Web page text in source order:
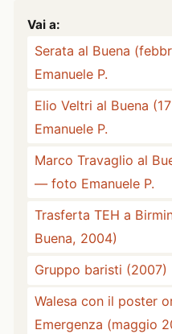
Vai a:
Serata al Buena
Emanuele P.
Elio Veltri al Buena
Emanuele P.
Marco Travaglio al
— foto Emanuele P.
Trasferta TEH a
Buena, 2004)
Gruppo baristi (2007)
Walesa con il poster
Emergenza (maggio